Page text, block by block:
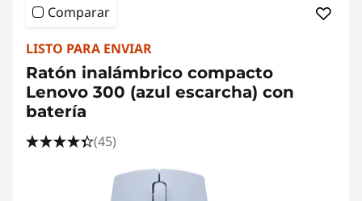
Comparar
LISTO PARA ENVIAR
Ratón inalámbrico compacto
Lenovo 300 (azul escarcha) con
batería
(45)